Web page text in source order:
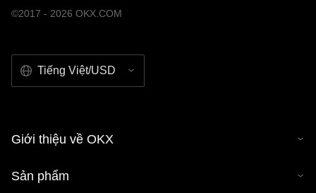
©2017 - 2026 OKX.COM
Tiếng Việt/USD
Giới thiệu về OKX
Sản phẩm